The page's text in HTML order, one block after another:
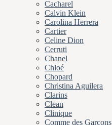
Cacharel
Calvin Klein
Carolina Herrera
Cartier
Celine Dion
Cerruti
Chanel
Chloé
Chopard
Christina Aguilera
Clarins
Clean
Clinique
Comme des Garcons